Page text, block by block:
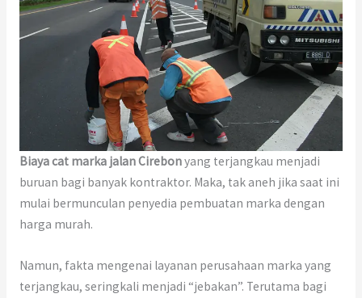
Biaya cat marka jalan Cirebonyang terjangkau menjadi
buruan bagi banyak kontraktor. Maka, tak aneh jika saat ini
mulai bermunculan penyedia pembuatan marka dengan
harga murah.
Namun, fakta mengenai layanan perusahaan marka yang
terjangkau, seringkali menjadi “jebakan”. Terutama bagi